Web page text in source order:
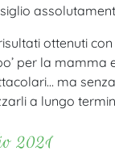
ottenuti
per la mamma
ma
a lungo
2021